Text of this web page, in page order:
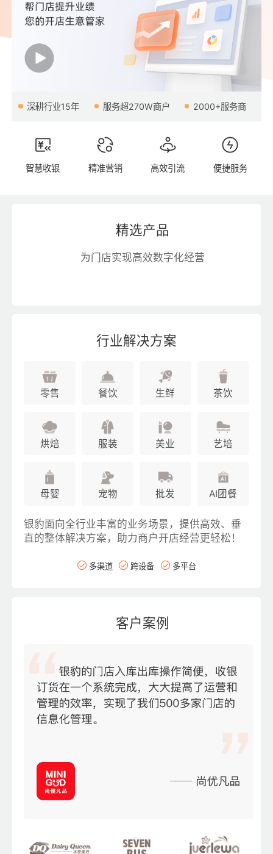
深耕行业15年 服务超270W商户 2000+服务商
智慧收银 精准营销 高效引流 便捷服务
精选产品
为门店实现高效数字化经营
行业解决方案
零售 餐饮 生鲜 茶饮
烘焙 服装 美业 艺培
母婴 宠物 批发 AI团餐
银豹面向全行业丰富的业务场景，提供高效、垂
直的整体解决方案，助力商户开店经营更轻松！
多渠道 跨设备 多平台
客户案例